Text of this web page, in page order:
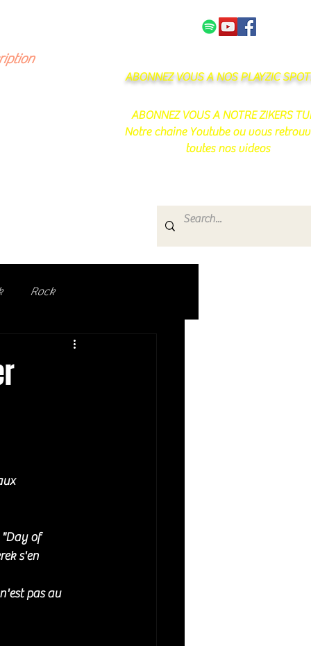
ABONNEZ VOUS A NOS PLAYZIC
ABONNEZ VOUS A NOTRE ZIKERS
Notre chaine Youtube ou vous
toutes nos videos
de passionnés !
Rock
"Day of
s'en
pas au